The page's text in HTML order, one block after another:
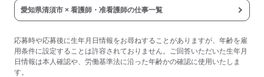
■受動喫煙防止措置：
敷地内禁煙
応募する
愛知県清須市 × 看護師・准看護師の仕事一覧
応募時や応募後に生年月日情報をお尋ねすることがありますが、年齢を雇
用条件に設定することは許容されておりません。ご回答いただいた生年月
日情報は本人確認や、労働基準法に沿った年齢かの確認に使用いたしま
す。